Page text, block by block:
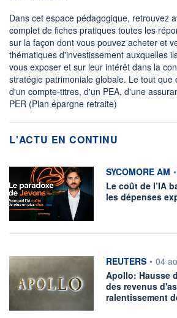
Dans cet espace pédagogique, retrouvez
complet de fiches pratiques toutes les
sur la façon dont vous pouvez acheter et
thématiques d'investissement auxquelles
vous exposer et sur leur intérêt dans la
stratégie patrimoniale globale. Le tout que
d'un compte-titres, d'un PEA, d'une
PER (Plan épargne retraite)
L'ACTU EN CONTINU
information
SYCOMORE AM •
Le coût de l’IA
les dépenses
information fournie
REUTERS • 04
Apollo: Hausse
des revenus
ralentissement